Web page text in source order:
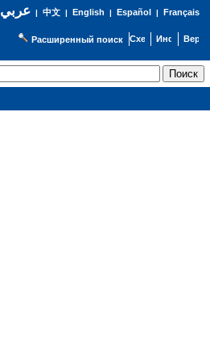
عربي| 中文| English | Español | Français
Расширенный поиск